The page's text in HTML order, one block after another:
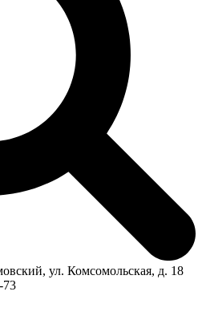
ул. Комсомольская, д. 18
73